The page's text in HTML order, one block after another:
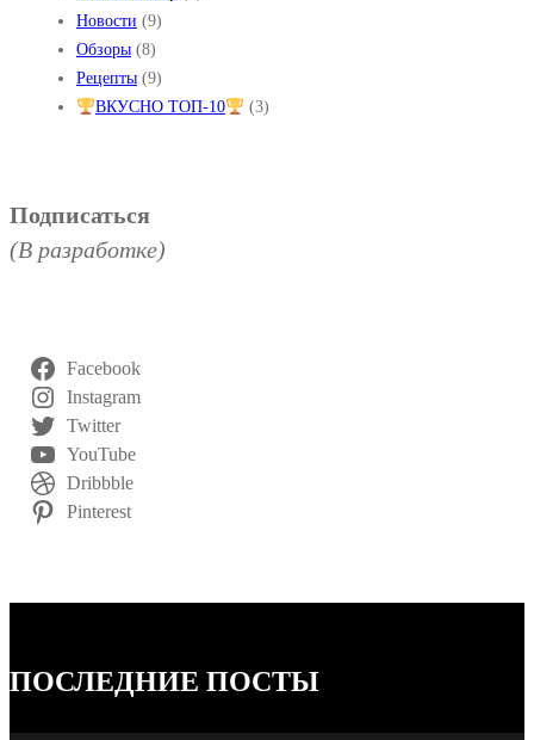
Новости (9)
Обзоры (8)
Рецепты (9)
ВКУСНО ТОП-10
(3)
Подписаться
(В разработке)
Facebook
Instagram
Twitter
YouTube
Dribbble
Pinterest
ПОСЛЕДНИЕ ПОСТЫ